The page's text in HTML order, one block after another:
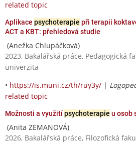
related topic
Aplikace psychoterapie při terapii
ACT a KBT: přehledová studie
(Anežka Chlupáčková)
2023, Bakalářská práce, Pedagogická
univerzita
• https://is.muni.cz/th/ruy3y/ |
related topic
Možnosti a využitípsychoterapie u osob
(Anita ZEMANOVÁ)
2026, Bakalářská práce, Filozofická